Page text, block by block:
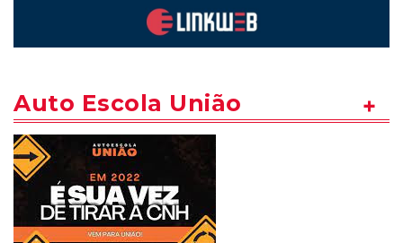
Auto Escola União